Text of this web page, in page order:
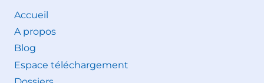
Accueil
A propos
Blog
Espace téléchargement